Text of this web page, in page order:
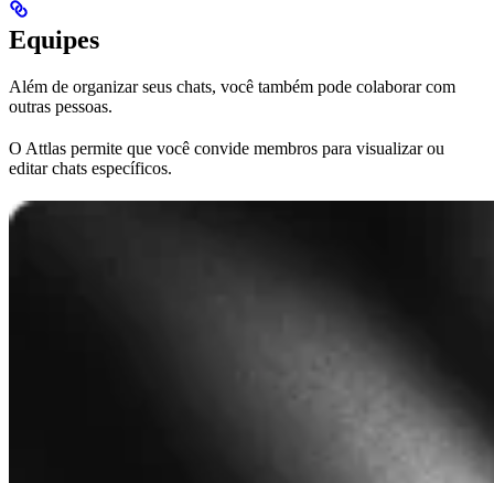
Equipes
Além de organizar seus chats, você também pode colaborar com
outras pessoas.
O Attlas permite que você convide membros para visualizar ou
editar chats específicos.